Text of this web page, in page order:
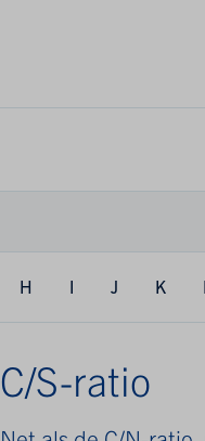
H I J K
C/S-ratio